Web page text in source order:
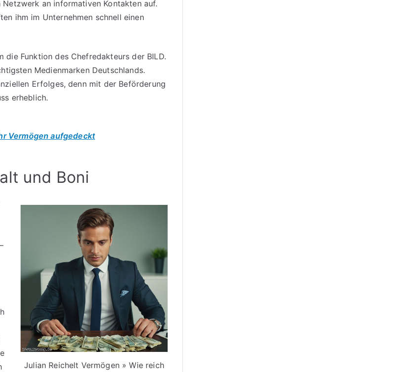
an informativen Kontakten auf.
ihm im Unternehmen schnell einen
die Funktion des Chefredakteurs der BILD.
Medienmarken Deutschlands.
Erfolges, denn mit der Beförderung
erheblich.
Vermögen aufgedeckt
und Boni
Julian Reichelt Vermögen » Wie reich